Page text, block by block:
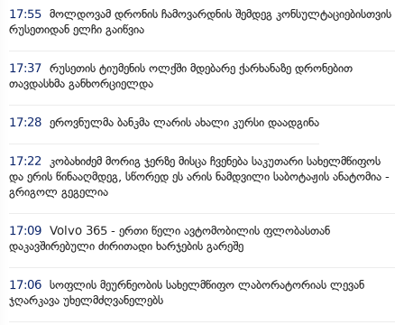
17:55 მოლდოვამ დრონის ჩამოვარდნის შემდეგ კონსულტაციებისთვის
რუსეთიდან ელჩი გაიწვია
17:37 რუსეთის ტიუმენის ოლქში მდებარე ქარხანაზე დრონებით
თავდასხმა განხორციელდა
17:28 ეროვნულმა ბანკმა ლარის ახალი კურსი დაადგინა
17:22 კობახიძემ მორიგ ჯერზე მისცა ჩვენება საკუთარი სახელმწიფოს
და ერის წინააღმდეგ, სწორედ ეს არის ნამდვილი საბოტაჟის ანატომია -
გრიგოლ გეგელია
17:09 Volvo 365 - ერთი წელი ავტომობილის ფლობასთან
დაკავშირებული ძირითადი ხარჯების გარეშე
17:06 სოფლის მეურნეობის სახელმწიფო ლაბორატორიას ლევან
ჯღარკავა უხელმძღვანელებს